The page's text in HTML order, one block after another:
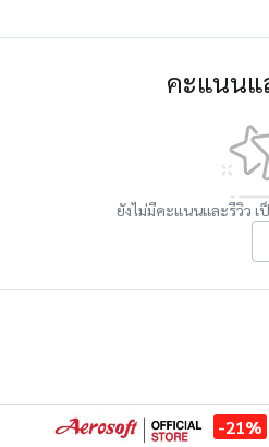
คะแนนแ
ยังไม่มีคะแนนและรีวิว
-21%